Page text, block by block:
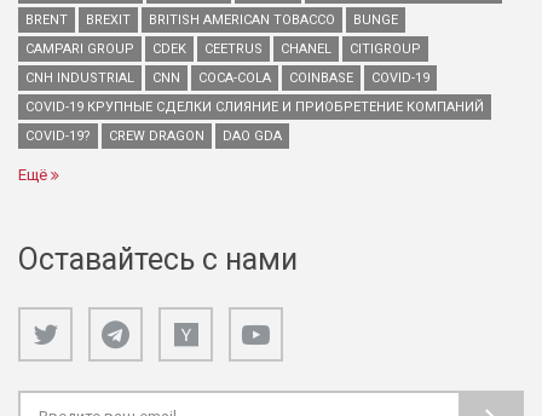
BRENT
BREXIT BRITISH AMERICAN TOBACCO
BUNGE
CAMPARI GROUP
CDEK CEETRUS CHANEL
CITIGROUP
CNH INDUSTRIAL
CNN COCA-COLA COINBASE
COVID-19
COVID-19 КРУПНЫЕ СДЕЛКИ СЛИЯНИЕ И ПРИОБРЕТЕНИЕ КОМПАНИЙ
COVID-19?
CREW DRAGON DAO GDA
Ещё
Оставайтесь с нами